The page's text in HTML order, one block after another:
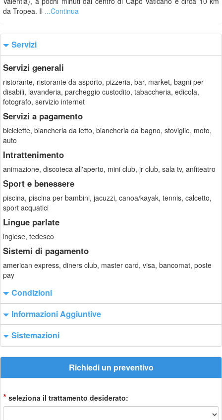
da Tropea. Il ...Continua
Servizi
Servizi generali
ristorante, ristorante da asporto, pizzeria, bar, market, bagni per
disabili, lavanderia, parcheggio custodito, tabaccheria, edicola,
fotografo, servizio internet
Servizi a pagamento
biciclette, biancheria da letto, biancheria da bagno, stoviglie, moto,
auto
Intrattenimento
animazione, discoteca all'aperto, mini club, jr club, sala tv, anfiteatro
Sport e benessere
piscina, piscina per bambini, jacuzzi, canoa/kayak, tennis, calcetto,
sport acquatici
Lingue parlate
inglese, tedesco
Sistemi di pagamento
american express, diners club, master card, visa, bancomat, poste
pay
Condizioni
Informazioni Aggiuntive
Sistemazioni
Richiedi un preventivo
* seleziona il trattamento desiderato: